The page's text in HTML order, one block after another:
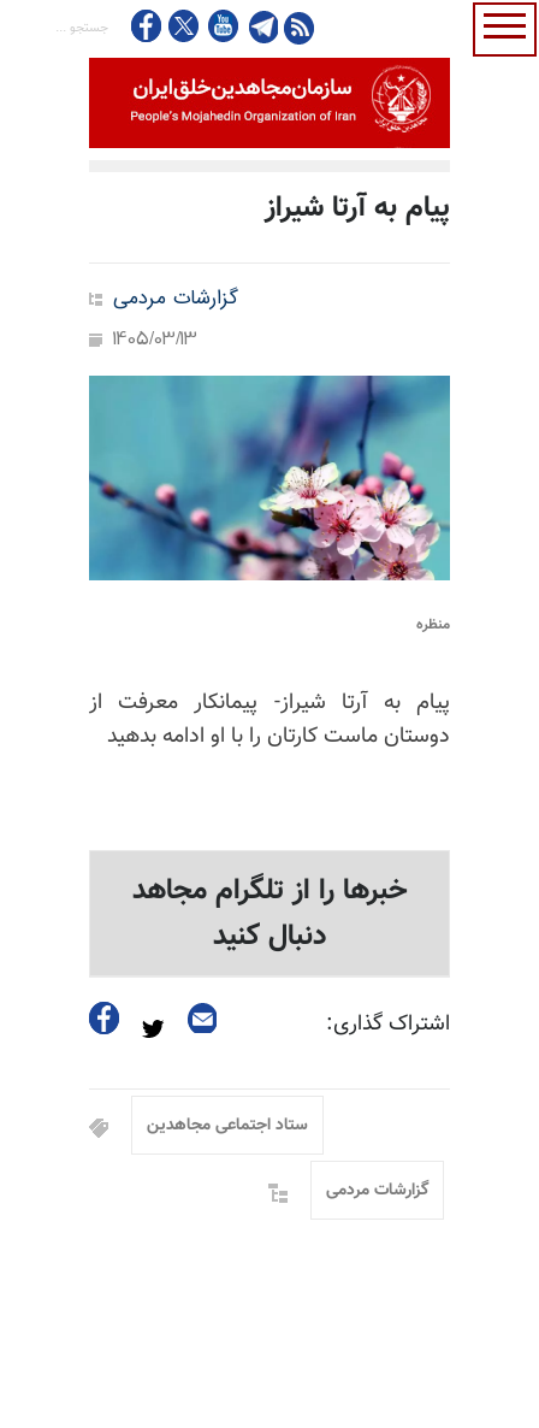
پیام به آرتا شیراز
گزارشات مردمی
1405/03/13
منظره
پیام بهآرتا شیراز- پیمانکار معرفت از
دوستان ماست کارتان را با او ادامه بدهید
خبرها را از تلگرام مجاهد
دنبال کنید
اشتراک گذاری:
ستاد اجتماعی مجاهدین
گزارشات مردمی